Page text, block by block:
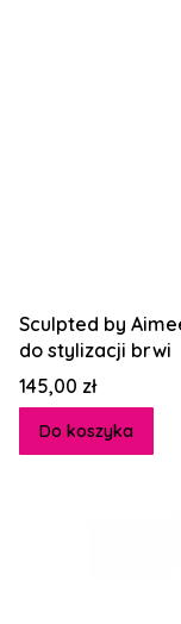
Sculpted by
do stylizacji brwi
Cena
145,00 zł
Do koszyka